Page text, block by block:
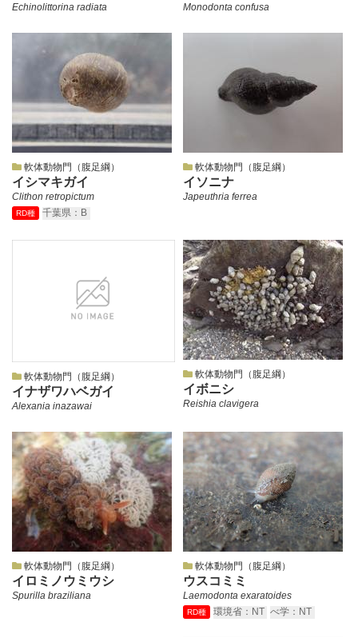
Echinolittorina radiata Monodonta confusa
軟体動物門（腹足綱）
イシマキガイ
Clithon retropictum
RD種 千葉県：B
軟体動物門（腹足綱）
イソニナ
Japeuthria ferrea
軟体動物門（腹足綱）
イナザワハベガイ
Alexania inazawai
軟体動物門（腹足綱）
イボニシ
Reishia clavigera
軟体動物門（腹足綱）
イロミノウミウシ
Spurilla braziliana
軟体動物門（腹足綱）
ウスコミミ
Laemodonta exaratoides
RD種 環境省：NT べ学：NT